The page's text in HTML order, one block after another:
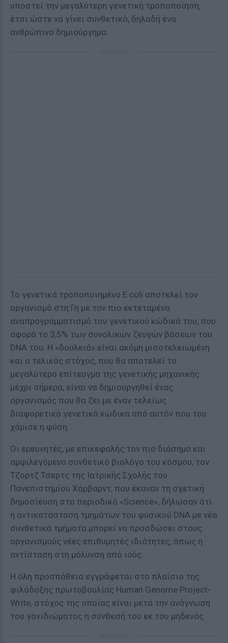
υποστεί την μεγαλύτερη γενετική τροποποίηση,
έτσι ώστε να γίνει συνθετικό, δηλαδή ένα
ανθρώπινο δημιούργημα.
Το γενετικά τροποποιημένο E.coli αποτελεί τον
οργανισμό στη Γη με τον πιο εκτεταμένο
αναπρογραμματισμό του γενετικού κώδικά του, που
αφορά το 3,5% των συνολικών ζευγών βάσεων του
DNA του. Η «δουλειά» είναι ακόμη μισοτελειωμένη
και ο τελικός στόχος, που θα αποτελεί το
μεγαλύτερο επίτευγμα της γενετικής μηχανικής
μέχρι σήμερα, είναι να δημιουργηθεί ένας
οργανισμός που θα ζει με έναν τελείως
διαφορετικό γενετικό κώδικα από αυτόν που του
χάρισε η φύση.
Οι ερευνητές, με επικεφαλής τον πιο διάσημο και
αμφιλεγόμενο συνθετικό βιολόγο του κόσμου, τον
Τζορτζ Τσερτς της Ιατρικής Σχολής του
Πανεπιστημίου Χάρβαρντ, που έκαναν τη σχετική
δημοσίευση στο περιοδικό «Science», δήλωσαν ότι
η αντικατάσταση τμημάτων του φυσικού DNA με νέα
συνθετικά τμήματα μπορεί να προσδώσει στους
οργανισμούς νέες επιθυμητές ιδιότητες, όπως η
αντίσταση στη μόλυνση από ιούς.
Η όλη προσπάθεια εγγράφεται στο πλαίσιο της
φιλόδοξης πρωτοβουλίας Human Genome Project-
Write, στόχος της οποίας είναι μετά την ανάγνωση
του γονιδιώματος η σύνθεσή του εκ του μηδενός.